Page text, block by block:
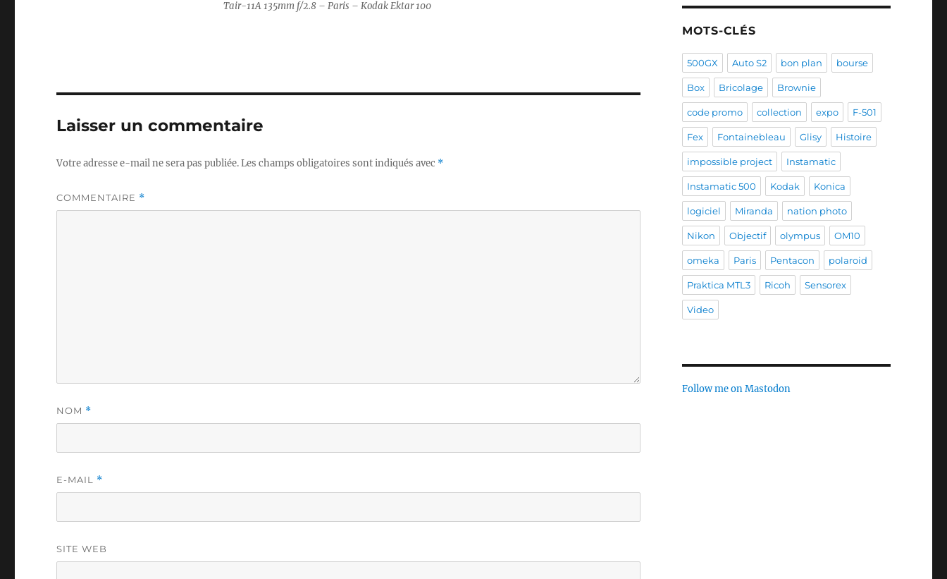
Tair-11A 135mm f/2.8 – Paris – Kodak Ektar 100
Laisser un commentaire
Votre adresse e-mail ne sera pas publiée.Les champs obligatoires sont indiqués avec *
COMMENTAIRE *
NOM *
E-MAIL *
SITE WEB
MOTS-CLÉS
500GX Auto S2 bon plan bourse
Box Bricolage Brownie
code promo collection expo F-501
Fex Fontainebleau Glisy Histoire
impossible project Instamatic
Instamatic 500 Kodak Konica
logiciel Miranda nation photo
Nikon Objectif olympus OM10
omeka Paris Pentacon polaroid
Praktica MTL3 Ricoh Sensorex
Video
Follow me on Mastodon